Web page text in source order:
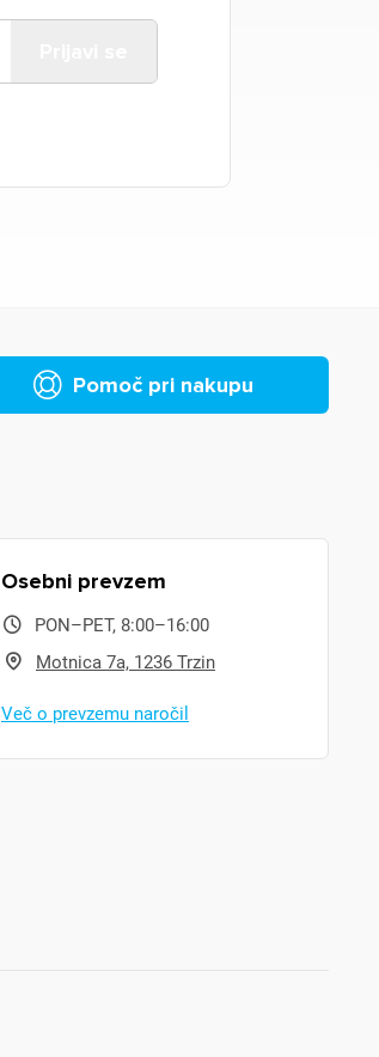
Pomoč pri nakupu
Osebni prevzem
PON–PET, 8:00–16:00
Motnica 7a, 1236 Trzin
Več o prevzemu naročil